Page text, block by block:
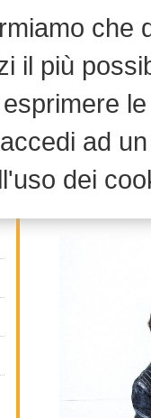
che
il più
ad
dei